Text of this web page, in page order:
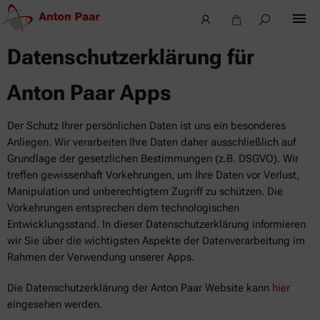
Datenschutzerklärung für
Anton Paar Apps
Der Schutz Ihrer persönlichen Daten ist uns ein besonderes
Anliegen. Wir verarbeiten Ihre Daten daher ausschließlich auf
Grundlage der gesetzlichen Bestimmungen (z.B. DSGVO). Wir
treffen gewissenhaft Vorkehrungen, um Ihre Daten vor Verlust,
Manipulation und unberechtigtem Zugriff zu schützen. Die
Vorkehrungen entsprechen dem technologischen
Entwicklungsstand. In dieser Datenschutzerklärung informieren
wir Sie über die wichtigsten Aspekte der Datenverarbeitung im
Rahmen der Verwendung unserer Apps.
Die Datenschutzerklärung der Anton Paar Website kann hier
eingesehen werden.